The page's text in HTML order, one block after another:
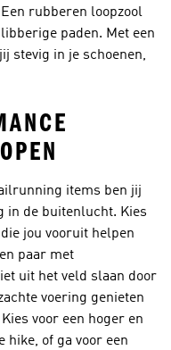
rubberen loopzool
paden. Met een
stevig in je schoenen,
items ben jij
in de buitenlucht. Kies
jou vooruit helpen
paar met
uit het veld slaan door
voering genieten
voor een hoger en
of ga voor een